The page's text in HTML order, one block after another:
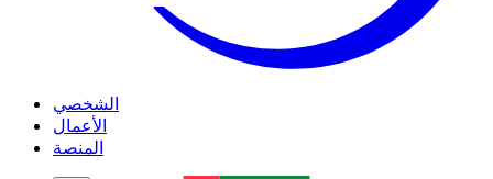
الشخصي
الأعمال
المنصة